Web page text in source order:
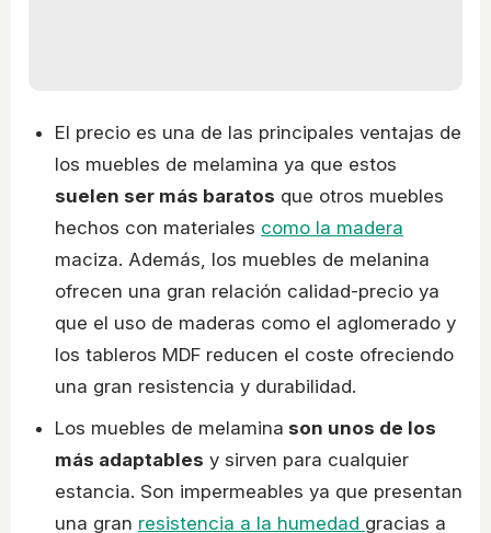
El precio es una de las principales ventajas de
los muebles de melamina ya que estos
suelen ser más baratos que otros muebles
hechos con materiales como la madera
maciza. Además, los muebles de melanina
ofrecen una gran relación calidad-precio ya
que el uso de maderas como el aglomerado y
los tableros MDF reducen el coste ofreciendo
una gran resistencia y durabilidad.
Los muebles de melamina son unos de los
más adaptables y sirven para cualquier
estancia. Son impermeables ya que presentan
una gran resistencia a la humedad gracias a